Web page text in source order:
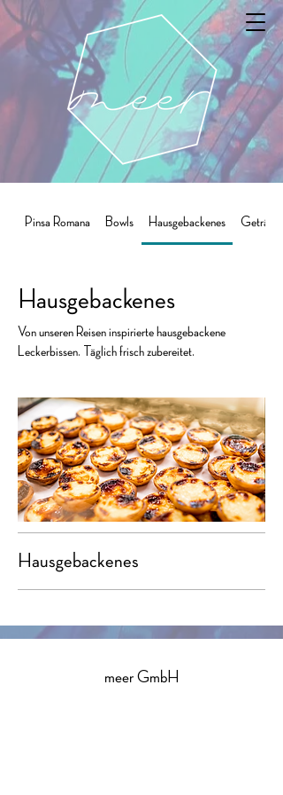
Pinsa Romana Bowls Hausgebackenes Getränke
Hausgebackenes
Von unseren Reisen inspirierte hausgebackene
Leckerbissen. Täglich frisch zubereitet.
Hausgebackenes
meer GmbH